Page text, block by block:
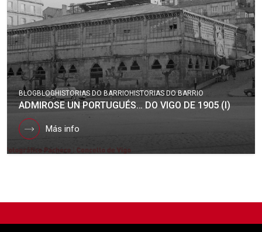
BLOGBLOG HISTORIAS DO BARRIOHISTORIAS DO BARRIO
ADMIROSE UN PORTUGUÉS… DO VIGO DE 1905 (I)
Más info